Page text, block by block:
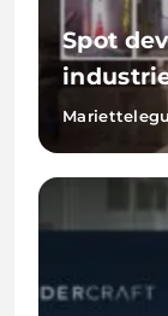
Spot